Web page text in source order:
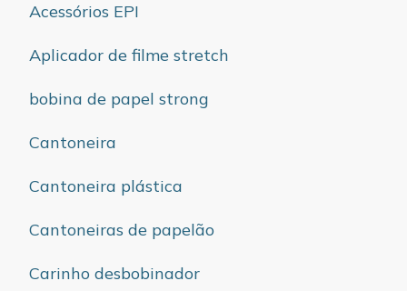
Acessórios EPI
Aplicador de filme stretch
bobina de papel strong
Cantoneira
Cantoneira plástica
Cantoneiras de papelão
Carinho desbobinador